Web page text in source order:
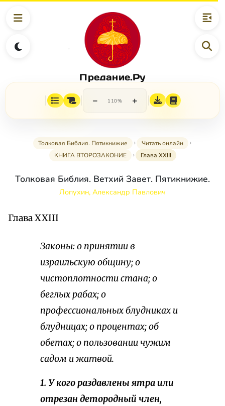
Предание.Ру
− 110% +
Толковая Библия. Пятикнижие
Читать онлайн
КНИГА ВТОРОЗАКОНИЕ
Глава XXIII
Толковая Библия. Ветхий Завет. Пятикнижие.
Лопухин, Александр Павлович
Глава XXIII
Законы: о принятии в
израильскую общину; о
чистоплотности стана; о
беглых рабах; о
профессиональных блудниках и
блудницах; о процентах; об
обетах; о пользовании чужим
садом и жатвой.
1. У кого раздавлены ятра или
отрезан детородный член,